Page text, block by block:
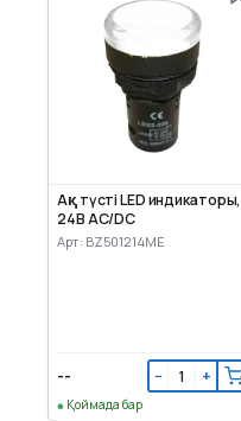
Ақ түсті LED индикаторы,
24В AC/DC
Арт: BZ501214ME
-- − +
Қоймада бар